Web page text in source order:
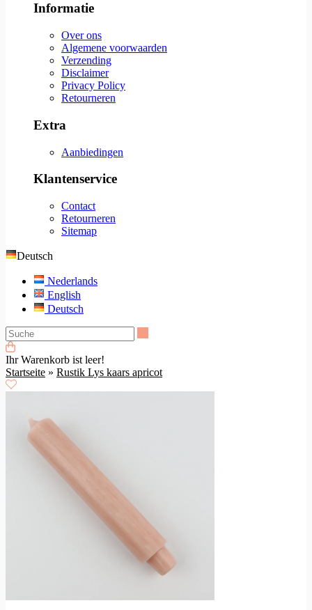
Informatie
Over ons
Algemene voorwaarden
Verzending
Disclaimer
Privacy Policy
Retourneren
Extra
Aanbiedingen
Klantenservice
Contact
Retourneren
Sitemap
Deutsch
Nederlands
English
Deutsch
Ihr Warenkorb ist leer!
Startseite » Rustik Lys kaars apricot